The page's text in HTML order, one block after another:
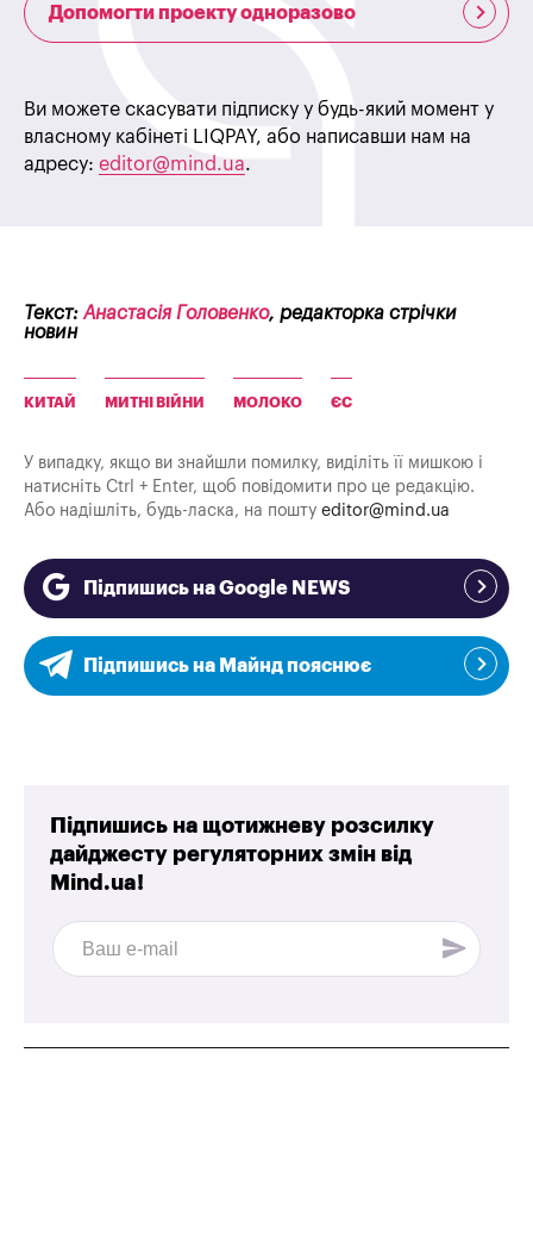
Допомогти проекту одноразово
Ви можете скасувати підписку у будь-який момент у
власному кабінеті LIQPAY, або написавши нам на
адресу: editor@mind.ua.
Текст: Анастасія Головенко, редакторка стрічки
новин
КИТАЙ МИТНІ ВІЙНИ МОЛОКО ЄС
У випадку, якщо ви знайшли помилку, виділіть її мишкою і
натисніть Ctrl + Enter, щоб повідомити про це редакцію.
Або надішліть, будь-ласка, на пошту editor@mind.ua
Підпишись на Google NEWS
Підпишись на Майнд пояснює
Підпишись на щотижневу розсилку
дайджесту регуляторних змін від
Mind.ua!